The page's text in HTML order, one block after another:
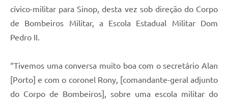
cívico-militar para Sinop, desta vez sob direção do Corpo
de Bombeiros Militar, a Escola Estadual Militar Dom
Pedro II.
“Tivemos uma conversa muito boa com o secretário Alan
[Porto] e com o coronel Rony, [comandante-geral adjunto
do Corpo de Bombeiros], sobre uma escola militar do